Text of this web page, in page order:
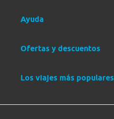
Ayuda
Ofertas y descuentos
Los viajes más populares